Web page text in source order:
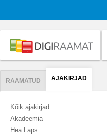
RAAMATUD AJAKIRJAD
Kõik ajakirjad
Akadeemia
Hea Laps